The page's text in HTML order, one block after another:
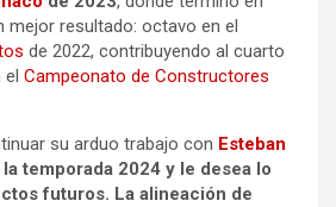
mejor resultado: octavo en el
de 2022, contribuyendo al cuarto
Campeonato de Constructores
su arduo trabajo con Esteban
temporada 2024 y le desea lo
futuros. La alineación de